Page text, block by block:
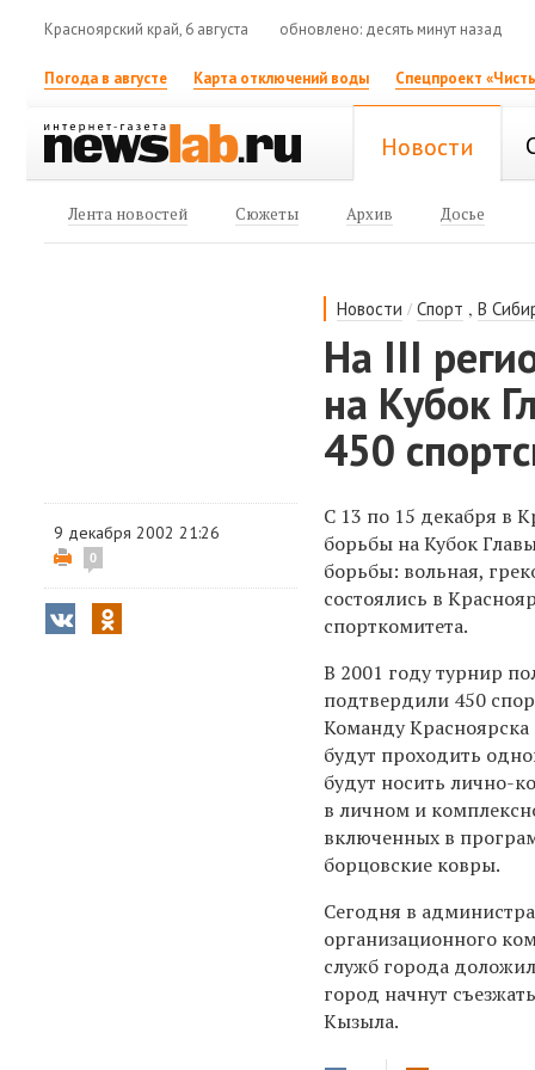
Красноярский край, 6 августа обновлено: десять минут назад
Погода в августе Карта отключений воды Спецпроект
Новости
Лента новостей Сюжеты Архив Досье
Новости /Спорт ,В
На III
на Кубок
450
9 декабря 2002 21:26
0
С 13 по 15 декабря в
борьбы на Кубок
борьбы: вольная,
состоялись в
спорткомитета.
В 2001 году турнир
подтвердили 450
Команду
будут проходить
будут носить лично-
в личном и
включенных в
борцовские ковры.
Сегодня в
организационного
служб города
город начнут
Кызыла.